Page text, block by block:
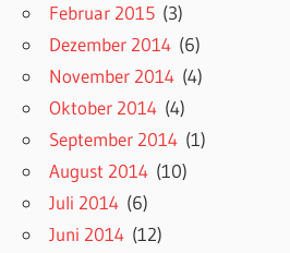
Februar 2015 (3)
Dezember 2014 (6)
November 2014 (4)
Oktober 2014 (4)
September 2014 (1)
August 2014 (10)
Juli 2014 (6)
Juni 2014 (12)